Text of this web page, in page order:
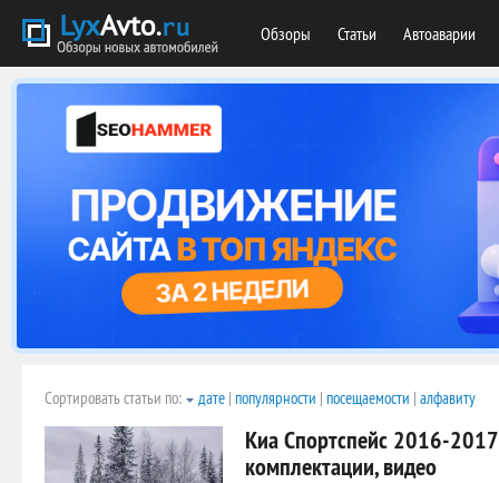
Обзоры Статьи Автоаварии
Сортировать статьи по: дате | популярности | посещаемости | алфавиту
Киа Спортспейс 2016-
комплектации, видео